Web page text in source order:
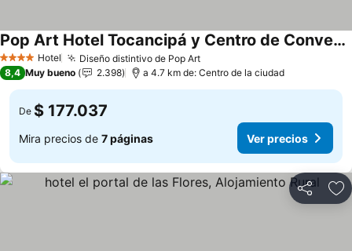
4 EstrellasHotel Diseño distintivo de Pop ArtVer precios
Pop Art Hotel Tocancipá y Centro de Convenciones
Ver precios
8,4 Muy bueno 2.398 a 4.7 km de: Centro de la ciudad
De $ 177.037
Mira precios de 7 páginas Ver precios
Compartir